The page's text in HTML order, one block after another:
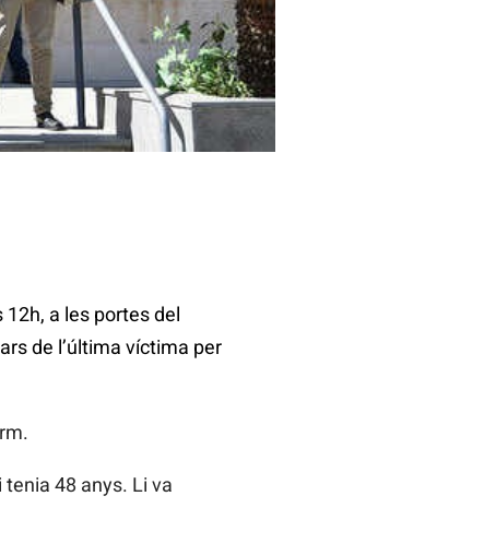
12h, a les portes del
de l’última víctima per
48 anys. Li va